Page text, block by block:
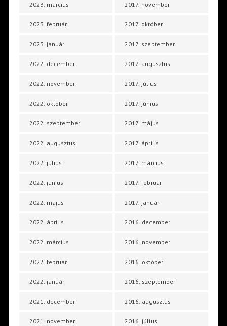
2023. március
2023. február
2023. január
2022. december
2022. november
2022. október
2022. szeptember
2022. augusztus
2022. július
2022. június
2022. május
2022. április
2022. március
2022. február
2022. január
2021. december
2021. november
2017. november
2017. október
2017. szeptember
2017. augusztus
2017. július
2017. június
2017. május
2017. április
2017. március
2017. február
2017. január
2016. december
2016. november
2016. október
2016. szeptember
2016. augusztus
2016. július